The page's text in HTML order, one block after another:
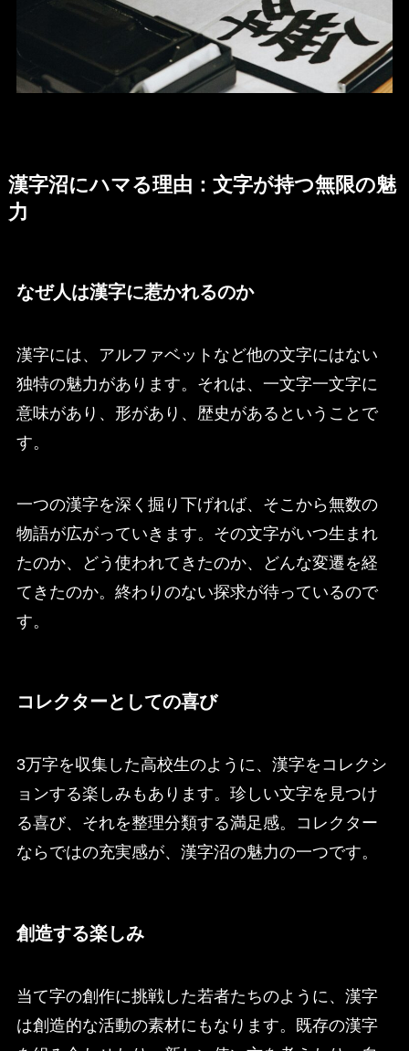
漢字沼にハマる理由：文字が持つ無限の魅
力
なぜ人は漢字に惹かれるのか
漢字には、アルファベットなど他の文字にはない
独特の魅力があります。それは、一文字一文字に
意味があり、形があり、歴史があるということで
す。
一つの漢字を深く掘り下げれば、そこから無数の
物語が広がっていきます。その文字がいつ生まれ
たのか、どう使われてきたのか、どんな変遷を経
てきたのか。終わりのない探求が待っているので
す。
コレクターとしての喜び
3万字を収集した高校生のように、漢字をコレクシ
ョンする楽しみもあります。珍しい文字を見つけ
る喜び、それを整理分類する満足感。コレクター
ならではの充実感が、漢字沼の魅力の一つです。
創造する楽しみ
当て字の創作に挑戦した若者たちのように、漢字
は創造的な活動の素材にもなります。既存の漢字